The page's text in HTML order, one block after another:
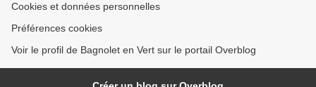
Cookies et données personnelles
Préférences cookies
Voir le profil de Bagnolet en Vert sur le portail Overblog